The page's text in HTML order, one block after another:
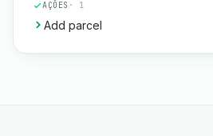
AÇÕES · 1
Add parcel